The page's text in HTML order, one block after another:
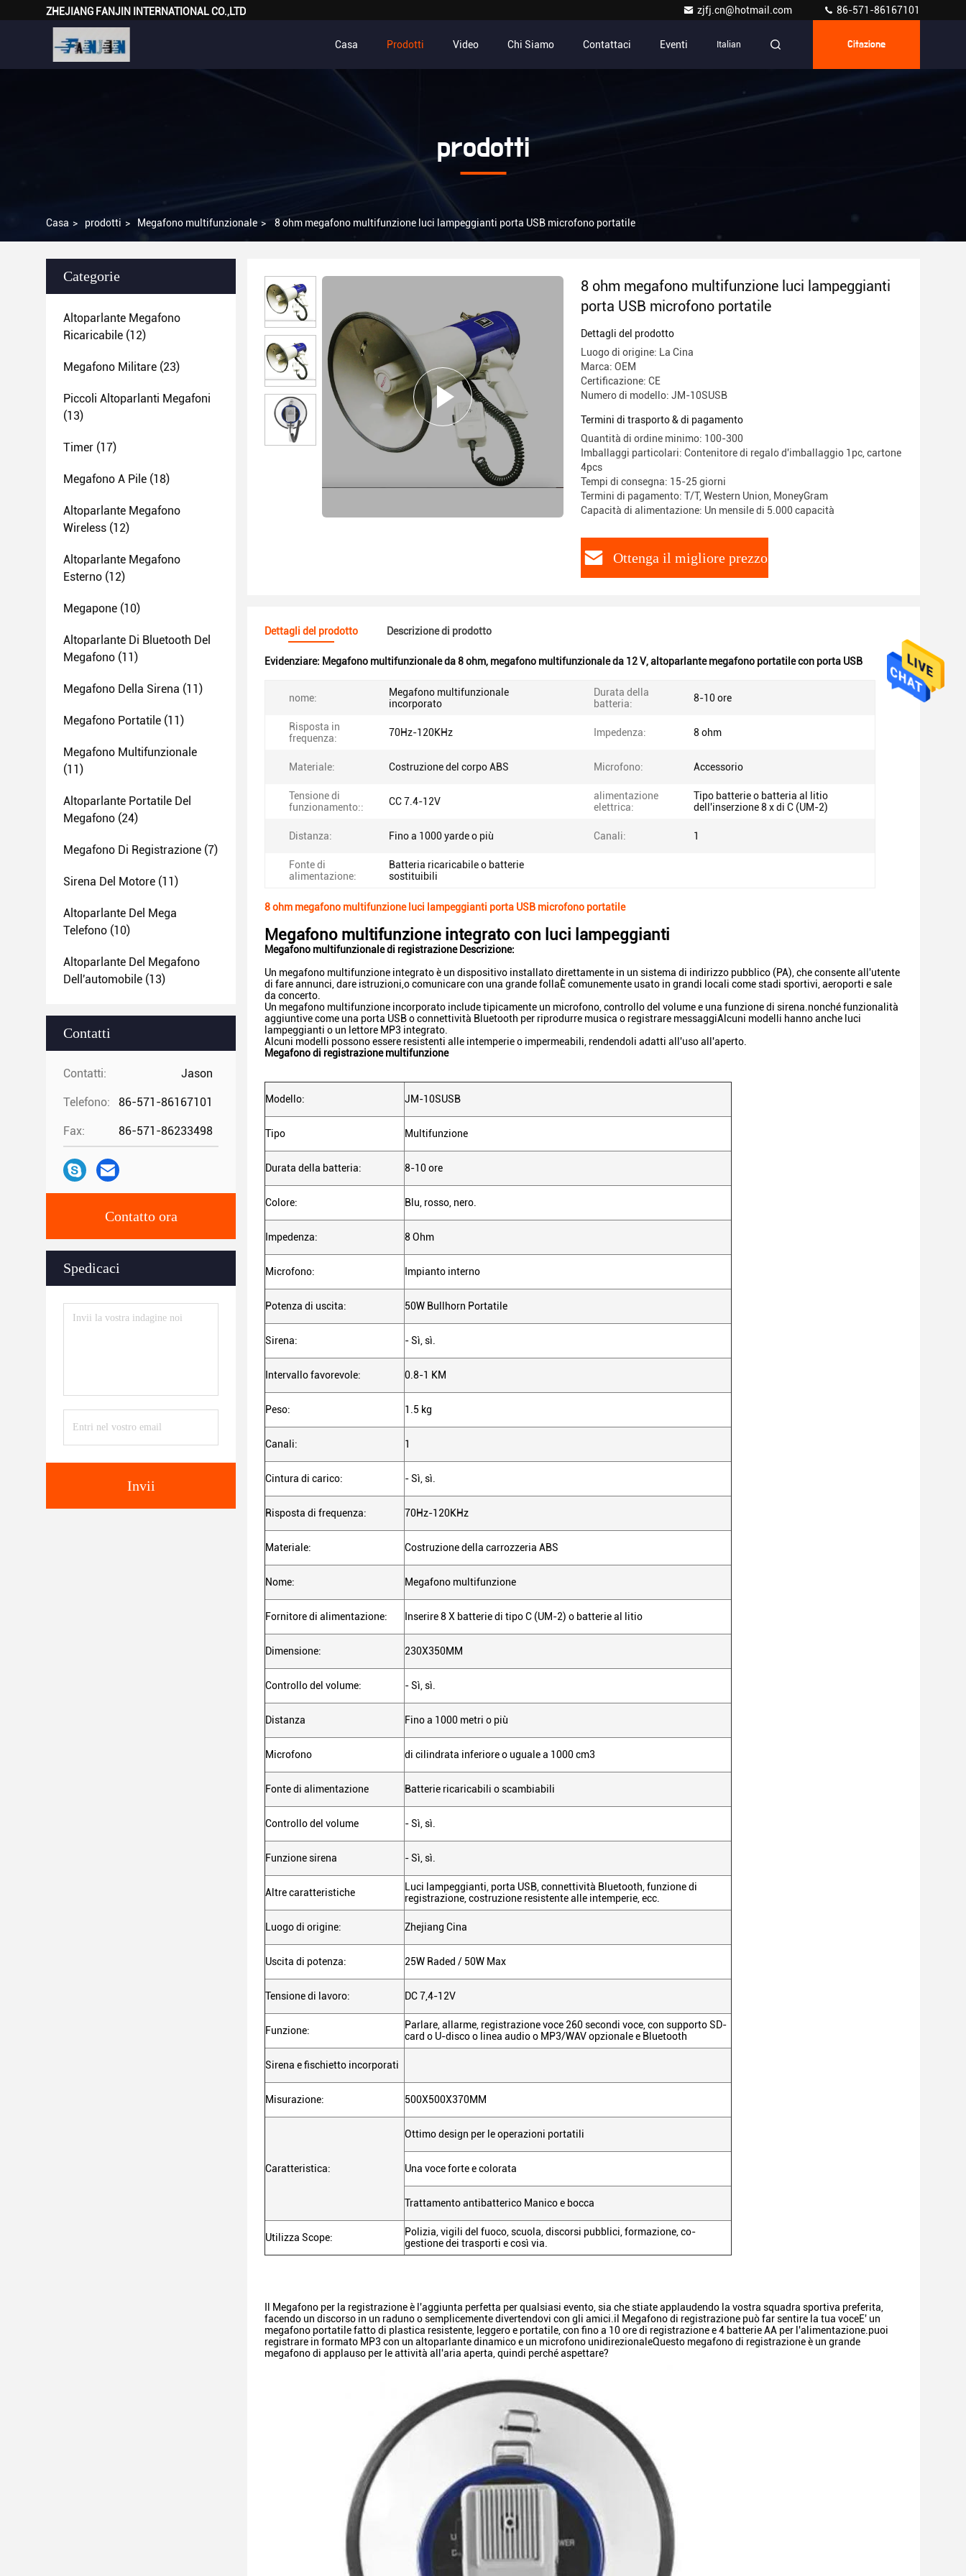
ZHEJIANG FANJIN INTERNATIONAL CO.,LTD zjfj.cn@hotmail.com 86-571-86167101
Casa Prodotti Video Chi Siamo Contattaci Eventi Italian Citazione
prodotti
Casa > prodotti > Megafono multifunzionale > 8 ohm megafono multifunzione luci lampeggianti porta USB microfono portatile
Categorie
Altoparlante Megafono
Ricaricabile (12)
Megafono Militare (23)
Piccoli Altoparlanti Megafoni
(13)
Timer (17)
Megafono A Pile (18)
Altoparlante Megafono
Wireless (12)
Altoparlante Megafono
Esterno (12)
Megapone (10)
Altoparlante Di Bluetooth Del
Megafono (11)
Megafono Della Sirena (11)
Megafono Portatile (11)
Megafono Multifunzionale
(11)
Altoparlante Portatile Del
Megafono (24)
Megafono Di Registrazione (7)
Sirena Del Motore (11)
Altoparlante Del Mega
Telefono (10)
Altoparlante Del Megafono
Dell'automobile (13)
Contatti
Contatti: Jason
Telefono: 86-571-86167101
Fax: 86-571-86233498
Contatto ora
Spedicaci
Invii
8 ohm megafono multifunzione luci lampeggianti
porta USB microfono portatile
Dettagli del prodotto
Luogo di origine: La Cina
Marca: OEM
Certificazione: CE
Numero di modello: JM-10SUSB
Termini di trasporto & di pagamento
Quantità di ordine minimo: 100-300
Imballaggi particolari: Contenitore di regalo d'imballaggio 1pc, cartone
4pcs
Tempi di consegna: 15-25 giorni
Termini di pagamento: T/T, Western Union, MoneyGram
Capacità di alimentazione: Un mensile di 5.000 capacità
Ottenga il migliore prezzo
Dettagli del prodotto Descrizione di prodotto
Evidenziare: Megafono multifunzionale da 8 ohm, megafono multifunzionale da 12 V,altoparlante megafono portatile con porta USB
nome:
Megafono multifunzionale
incorporato
Durata della
batteria:
8-10 ore
Risposta in
frequenza:
70Hz-120KHz Impedenza: 8 ohm
Materiale: Costruzione del corpo ABS Microfono: Accessorio
Tensione di
funzionamento::
CC 7.4-12V
alimentazione
elettrica:
Tipo batterie o batteria al litio
dell'inserzione 8 x di C (UM-2)
Distanza: Fino a 1000 yarde o più Canali: 1
Fonte di
alimentazione:
Batteria ricaricabile o batterie
sostituibili
8 ohm megafono multifunzione luci lampeggianti porta USB microfono portatile
Megafono multifunzione integrato con luci lampeggianti
Megafono multifunzionale di registrazione Descrizione:
Un megafono multifunzione integrato è un dispositivo installato direttamente in un sistema di indirizzo pubblico (PA), che consente all'utente
di fare annunci, dare istruzioni,o comunicare con una grande follaÈ comunemente usato in grandi locali come stadi sportivi, aeroporti e sale
da concerto.
Un megafono multifunzione incorporato include tipicamente un microfono, controllo del volume e una funzione di sirena.nonché funzionalità
aggiuntive come una porta USB o connettività Bluetooth per riprodurre musica o registrare messaggiAlcuni modelli hanno anche luci
lampeggianti o un lettore MP3 integrato.
Alcuni modelli possono essere resistenti alle intemperie o impermeabili, rendendoli adatti all'uso all'aperto.
Megafono di registrazione multifunzione
Modello: JM-10SUSB
Tipo Multifunzione
Durata della batteria: 8-10 ore
Colore: Blu, rosso, nero.
Impedenza: 8 Ohm
Microfono: Impianto interno
Potenza di uscita: 50W Bullhorn Portatile
Sirena: - Sì, sì.
Intervallo favorevole: 0.8-1 KM
Peso: 1.5 kg
Canali: 1
Cintura di carico: - Sì, sì.
Risposta di frequenza: 70Hz-120KHz
Materiale: Costruzione della carrozzeria ABS
Nome: Megafono multifunzione
Fornitore di alimentazione: Inserire 8 X batterie di tipo C (UM-2) o batterie al litio
Dimensione: 230X350MM
Controllo del volume: - Sì, sì.
Distanza Fino a 1000 metri o più
Microfono di cilindrata inferiore o uguale a 1000 cm3
Fonte di alimentazione Batterie ricaricabili o scambiabili
Controllo del volume - Sì, sì.
Funzione sirena - Sì, sì.
Altre caratteristiche
Luci lampeggianti, porta USB, connettività Bluetooth, funzione di
registrazione, costruzione resistente alle intemperie, ecc.
Luogo di origine: Zhejiang Cina
Uscita di potenza: 25W Raded / 50W Max
Tensione di lavoro: DC 7,4-12V
Funzione:
Parlare, allarme, registrazione voce 260 secondi voce, con supporto SD-
card o U-disco o linea audio o MP3/WAV opzionale e Bluetooth
Sirena e fischietto incorporati
Misurazione: 500X500X370MM
Caratteristica:
Ottimo design per le operazioni portatili
Una voce forte e colorata
Trattamento antibatterico Manico e bocca
Utilizza Scope:
Polizia, vigili del fuoco, scuola, discorsi pubblici, formazione, co-
gestione dei trasporti e così via.
Il Megafono per la registrazione è l'aggiunta perfetta per qualsiasi evento, sia che stiate applaudendo la vostra squadra sportiva preferita,
facendo un discorso in un raduno o semplicemente divertendovi con gli amici.il Megafono di registrazione può far sentire la tua voceE' un
megafono portatile fatto di plastica resistente, leggero e portatile, con fino a 10 ore di registrazione e 4 batterie AA per l'alimentazione.puoi
registrare in formato MP3 con un altoparlante dinamico e un microfono unidirezionaleQuesto megafono di registrazione è un grande
megafono di applauso per le attività all'aria aperta, quindi perché aspettare?